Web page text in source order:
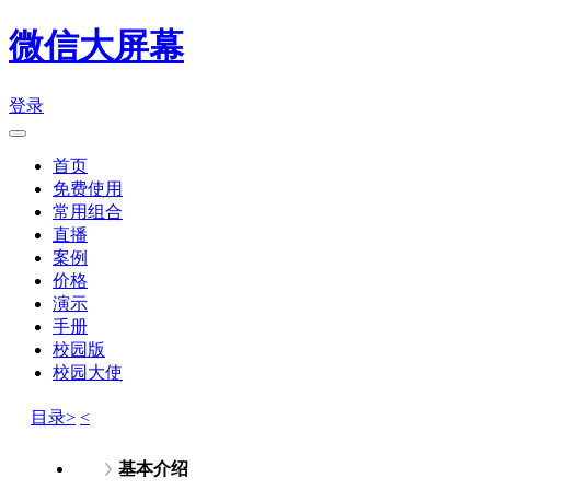
微信大屏幕
登录
首页
免费使用
常用组合
直播
案例
价格
演示
手册
校园版
校园大使
目录> <
基本介绍